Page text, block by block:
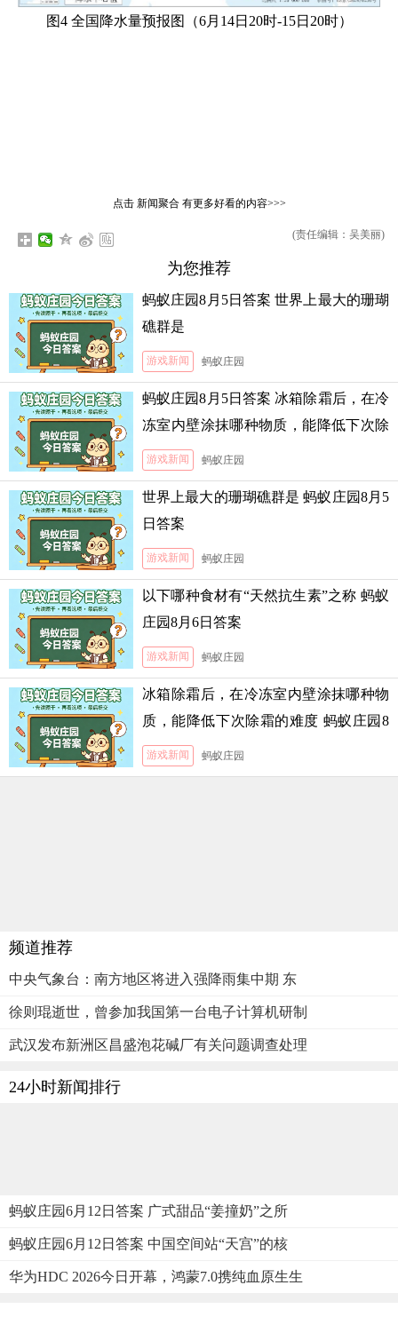
图4 全国降水量预报图（6月14日20时-15日20时）
点击 新闻聚合有更多好看的内容>>>
(责任编辑：吴美丽)
为您推荐
蚂蚁庄园8月5日答案 世界上最大的珊瑚
礁群是
游戏新闻 蚂蚁庄园
蚂蚁庄园8月5日答案 冰箱除霜后，在冷
冻室内壁涂抹哪种物质，能降低下次除
霜的难度
游戏新闻 蚂蚁庄园
世界上最大的珊瑚礁群是 蚂蚁庄园8月5
日答案
游戏新闻 蚂蚁庄园
以下哪种食材有“天然抗生素”之称 蚂蚁
庄园8月6日答案
游戏新闻 蚂蚁庄园
冰箱除霜后，在冷冻室内壁涂抹哪种物
质，能降低下次除霜的难度 蚂蚁庄园8
月5日答案
游戏新闻 蚂蚁庄园
频道推荐
中央气象台：南方地区将进入强降雨集中期 东
徐则琨逝世，曾参加我国第一台电子计算机研制
武汉发布新洲区昌盛泡花碱厂有关问题调查处理
24小时新闻排行
蚂蚁庄园6月12日答案 广式甜品“姜撞奶”之所
蚂蚁庄园6月12日答案 中国空间站“天宫”的核
华为HDC 2026今日开幕，鸿蒙7.0携纯血原生生